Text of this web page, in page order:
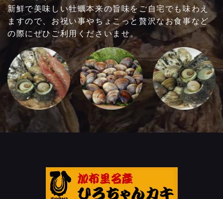
お問い合わせ・ご予約はこちらへ！
090-5295-3020
※時間外（17時以降のお食事）貸切営業は別途お問い合わせ
ください。
時間外：10名様以上・貸切営業：40名様より
【平日】10:00～17:00（ラストオーダー 1
6:00）
【土日祝】10:00～18:00（ラストオーダー
新鮮で美味しい牡蠣本来の旨味をご自宅でも味わえ
ますので、お祝い事やちょこっと贅沢なお食事など
の際にぜひご利用くださいませ。